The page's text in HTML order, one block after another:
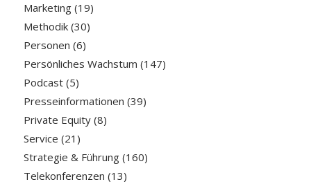
Marketing(19)
Methodik(30)
Personen (6)
Persönliches Wachstum (147)
Podcast(5)
Presseinformationen (39)
Private Equity(8)
Service (21)
Strategie & Führung(160)
Telekonferenzen (13)